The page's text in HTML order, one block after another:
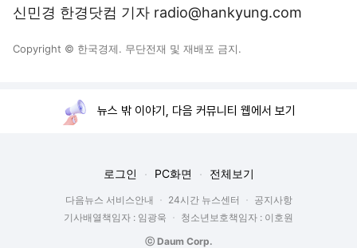
신민경 한경닷컴 기자 radio@hankyung.com
Copyright © 한국경제. 무단전재 및 재배포 금지.
뉴스 밖 이야기, 다음 커뮤니티 웹에서 보기
로그인 PC화면 전체보기
다음뉴스 서비스안내 24시간 뉴스센터
공지사항
기사배열책임자 : 임광욱
청소년보호책임자 : 이호원
ⓒ Daum Corp.